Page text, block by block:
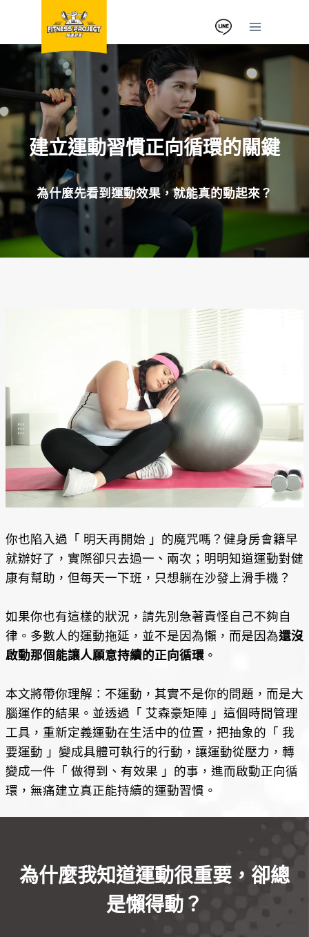
content
建立運動習慣正向循環的關鍵
為什麼先看到運動效果，就能真的動起來？
你也陷入過「 明天再開始 」的魔咒嗎？健身房會籍早
就辦好了，實際卻只去過一、兩次；明明知道運動對健
康有幫助，但每天一下班，只想躺在沙發上滑手機？
如果你也有這樣的狀況，請先別急著責怪自己不夠自
律。多數人的運動拖延，並不是因為懶，而是因為還沒
啟動那個能讓人願意持續的正向循環 。
本文將帶你理解：不運動，其實不是你的問題，而是大
腦運作的結果。並透過「 艾森豪矩陣 」這個時間管理
工具，重新定義運動在生活中的位置，把抽象的「 我
要運動 」變成具體可執行的行動，讓運動從壓力，轉
變成一件「 做得到、有效果 」的事，進而啟動正向循
環，無痛建立真正能持續的運動習慣。
為什麼我知道運動很重要，卻總
是懶得動？